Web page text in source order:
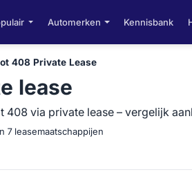
Automerken Kennisbank
408 Private Lease
lease
408 via private lease – vergelijk
7 leasemaatschappijen